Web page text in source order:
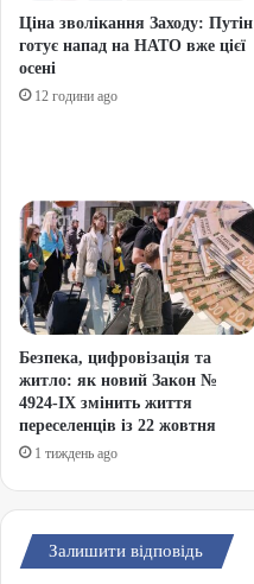
Ціна зволікання Заходу: Путін
готує напад на НАТО вже цієї
осені
12 години ago
Безпека, цифровізація та
житло: як новий Закон №
4924-IX змінить життя
переселенців із 22 жовтня
1 тиждень ago
Залишити відповідь